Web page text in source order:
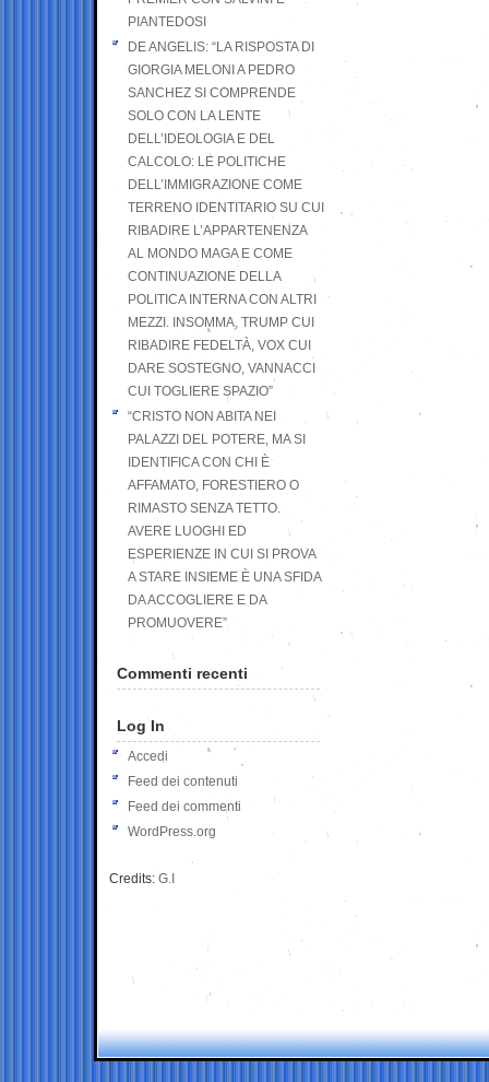
PIANTEDOSI
DE ANGELIS: “LA RISPOSTA DI
GIORGIA MELONI A PEDRO
SANCHEZ SI COMPRENDE
SOLO CON LA LENTE
DELL’IDEOLOGIA E DEL
CALCOLO: LE POLITICHE
DELL’IMMIGRAZIONE COME
TERRENO IDENTITARIO SU CUI
RIBADIRE L’APPARTENENZA
AL MONDO MAGA E COME
CONTINUAZIONE DELLA
POLITICA INTERNA CON ALTRI
MEZZI. INSOMMA, TRUMP CUI
RIBADIRE FEDELTÀ, VOX CUI
DARE SOSTEGNO, VANNACCI
CUI TOGLIERE SPAZIO”
“CRISTO NON ABITA NEI
PALAZZI DEL POTERE, MA SI
IDENTIFICA CON CHI È
AFFAMATO, FORESTIERO O
RIMASTO SENZA TETTO.
AVERE LUOGHI ED
ESPERIENZE IN CUI SI PROVA
A STARE INSIEME È UNA SFIDA
DA ACCOGLIERE E DA
PROMUOVERE”
Commenti recenti
Log In
Accedi
Feed dei contenuti
Feed dei commenti
WordPress.org
Credits: G.I